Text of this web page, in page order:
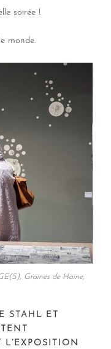
soirée !
monde.
Graines de Haine,
STAHL ET